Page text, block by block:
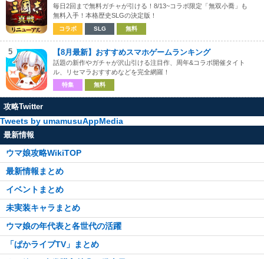
毎日2回まで無料ガチャが引ける！8/13~コラボ限定「無双小喬」も
無料入手！本格歴史SLGの決定版！
コラボ SLG 無料
5 【8月最新】おすすめスマホゲームランキング
話題の新作やガチャが沢山引ける注目作、周年&コラボ開催タイト
ル、リセマラおすすめなどを完全網羅！
特集 無料
攻略Twitter
Tweets by umamusuAppMedia
最新情報
ウマ娘攻略WikiTOP
最新情報まとめ
イベントまとめ
未実装キャラまとめ
ウマ娘の年代表と各世代の活躍
「ぱかライブTV」まとめ